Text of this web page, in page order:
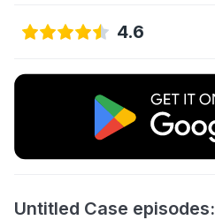
4.6
Untitled Case episodes: